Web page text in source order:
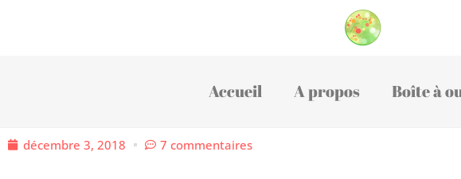
Accueil A propos Boîte à
décembre 3, 2018 7 commentaires